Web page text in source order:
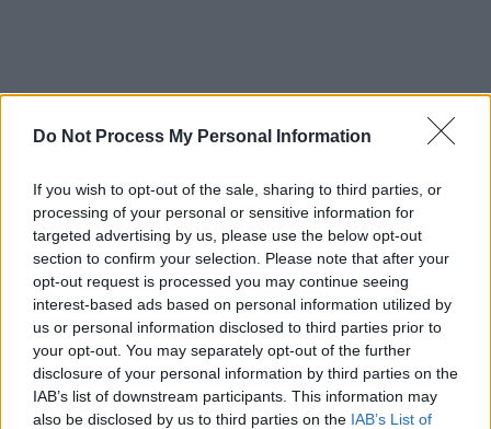
Do Not Process My Personal Information
If you wish to opt-out of the sale, sharing to third parties, or
processing of your personal or sensitive information for
targeted advertising by us, please use the below opt-out
section to confirm your selection. Please note that after your
opt-out request is processed you may continue seeing
interest-based ads based on personal information utilized by
us or personal information disclosed to third parties prior to
your opt-out. You may separately opt-out of the further
disclosure of your personal information by third parties on the
IAB’s list of downstream participants. This information may
also be disclosed by us to third parties on the IAB’s List of
Alle Sender